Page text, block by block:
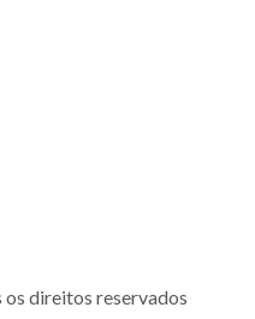
direitos reservados